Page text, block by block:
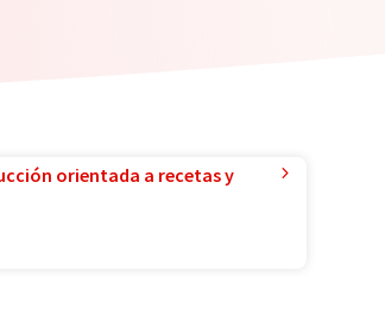
orientada a recetas y